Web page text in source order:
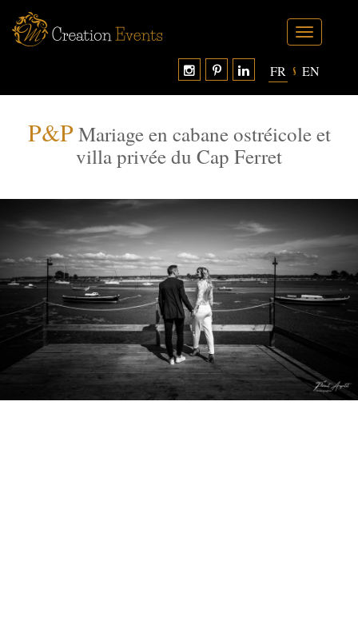
Toggle
navigation
FR
EN
P&PMariage en cabane ostréicole et
villa privée du Cap Ferret